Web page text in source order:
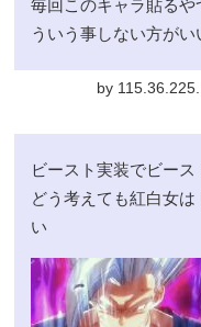
毎回このキャラ貼る
ういう事しない方がい
by
ビースト実装でビー
どう考えても紅白女
い